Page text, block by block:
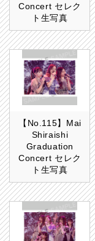
Concert セレク
ト生写真
【No.115】Mai
Shiraishi
Graduation
Concert セレク
ト生写真